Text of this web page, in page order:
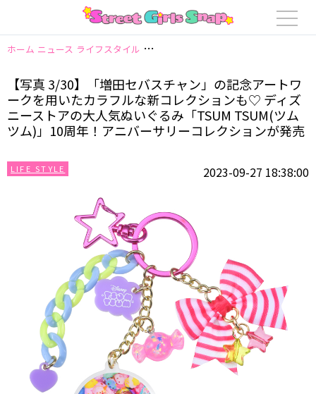
ホーム ニュース ライフスタイル 【写真 3/30】「増田セバスチャン」の
【写真 3/30】「増田セバスチャン」の記念アートワ
ークを用いたカラフルな新コレクションも♡ ディズ
ニーストアの大人気ぬいぐるみ「TSUM TSUM(ツム
ツム)」10周年！アニバーサリーコレクションが発売
LIFE STYLE 2023-09-27 18:38:00